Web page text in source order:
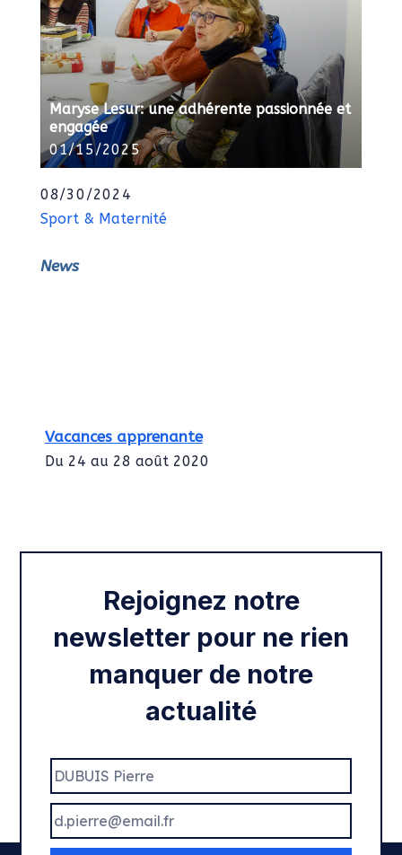
Maryse Lesur: une adhérente passionnée et
engagée
01/15/2025
08/30/2024
Sport & Maternité
News
Vacances apprenante
Du 24 au 28 août 2020
Rejoignez notre
newsletter pour ne rien
manquer de notre
actualité